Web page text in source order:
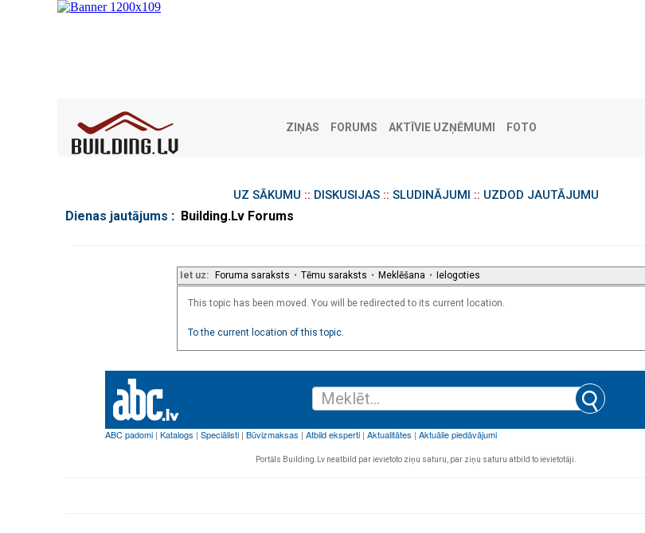
ZIŅAS FORUMS AKTĪVIE UZŅĒMUMI FOTO
UZ SĀKUMU :: DISKUSIJAS:: SLUDINĀJUMI :: UZDOD JAUTĀJUMU
Dienas jautājums : Building.Lv Forums
Iet uz: Foruma saraksts • Tēmu saraksts • Meklēšana • Ielogoties
This topic has been moved. You will be redirected to its current location.
To the current location of this topic.
Portāls Building.Lv neatbild par ievietoto ziņu saturu, par ziņu saturu atbild to ievietotāji.